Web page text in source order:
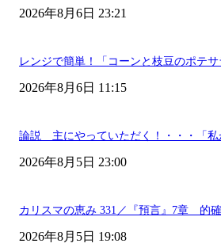
2026年8月6日 23:21
レンジで簡単！「コーンと枝豆のポテ
2026年8月6日 11:15
論説 主にやっていただく！・・・「私
2026年8月5日 23:00
カリスマの恵み 331／『預言』7章 的確
2026年8月5日 19:08